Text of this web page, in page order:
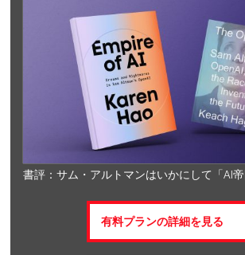
書評：サム・アルトマンはいかにして「AI
有料プランの詳細を見る